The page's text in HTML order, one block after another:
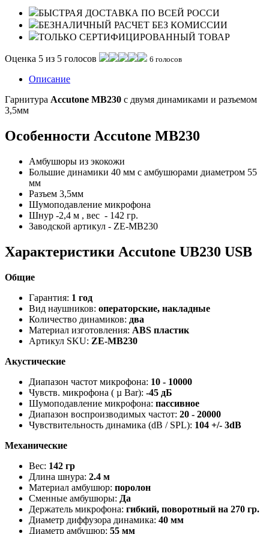
БЫСТРАЯ ДОСТАВКА ПО ВСЕЙ РОССИ
БЕЗНАЛИЧНЫЙ РАСЧЕТ БЕЗ КОМИССИИ
ТОЛЬКО СЕРТИФИЦИРОВАННЫЙ ТОВАР
Оценка 5 из 5 голосов 6 голосов
Описание
Гарнитура Accutone MB230 с двумя динамиками и разъемом
3,5мм
Особенности Accutone MB230
Амбушюры из экокожи
Большие динамики 40 мм с амбушюрами диаметром 55
мм
Разъем 3,5мм
Шумоподавление микрофона
Шнур -2,4 м , вес - 142 гр.
Заводской артикул - ZE-MB230
Характеристики Accutone UB230 USB
Общие
Гарантия: 1 год
Вид наушников: операторские, накладные
Количество динамиков: два
Материал изготовления: ABS пластик
Артикул SKU: ZE-MB230
Акустические
Диапазон частот микрофона: 10 - 10000
Чувств. микрофона ( µ Bar): -45 дБ
Шумоподавление микрофона: пассивное
Диапазон воспроизводимых частот: 20 - 20000
Чувствительность динамика (dB / SPL): 104 +/- 3dB
Механические
Вес: 142 гр
Длина шнура: 2.4 м
Материал амбушюр: поролон
Сменные амбушюры: Да
Держатель микрофона: гибкий, поворотный на 270 гр.
Диаметр диффузора динамика: 40 мм
Диаметр амбушюр: 55 мм